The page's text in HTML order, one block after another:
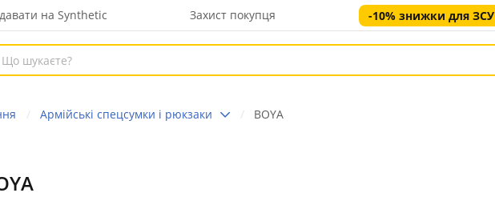
на Synthetic Захист покупця -10% знижки для ЗСУ
Армійські спецсумки і рюкзаки BOYA